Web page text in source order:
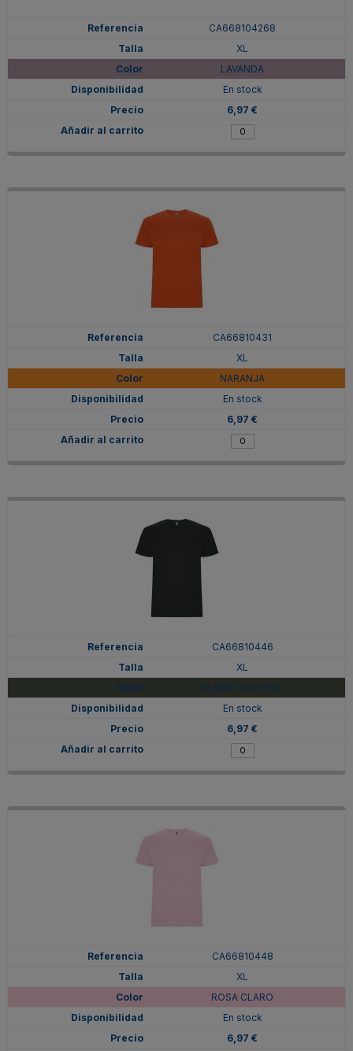
CA668104268
XL
LAVANDA
En stock
6,97 €
CA66810431
XL
NARANJA
En stock
6,97 €
CA66810446
XL
PLOMO OSCURO
En stock
6,97 €
CA66810448
XL
ROSA CLARO
En stock
6,97 €